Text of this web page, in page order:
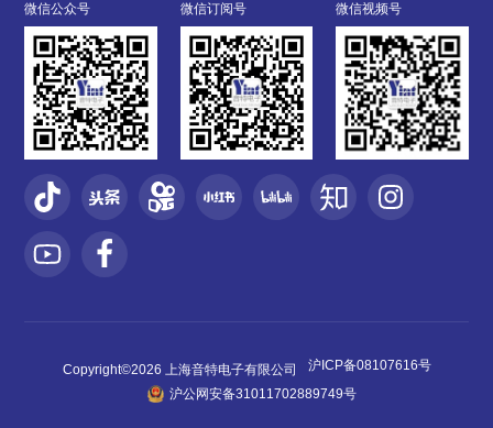
微信公众号
微信订阅号 微信视频号
Copyright©2026 上海音特电子有限公司
沪ICP备08107616号
沪公网安备31011702889749号